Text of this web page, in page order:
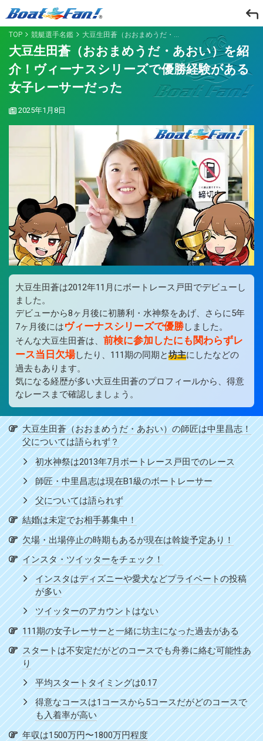
TOP 競艇選手名鑑
大豆生田蒼（おおまめうだ・あおい）を紹
介！ヴィーナスシリーズで優勝経験がある
女子レーサーだった
2025年1月8日
大豆生田蒼は2012年11月にボートレース戸田でデビューし
ました。
デビューから8ヶ月後に初勝利・水神祭をあげ、さらに5年
7ヶ月後にはヴィーナスシリーズで優勝しました。
そんな大豆生田蒼は、前検に参加したにも関わらずレ
ース当日欠場したり、111期の同期と坊主にしたなどの
過去もあります。
気になる経歴が多い大豆生田蒼のプロフィールから、得意
なレースまで確認しましょう。
大豆生田蒼（おおまめうだ・あおい）の師匠は中里昌志！
父については語られず？
初水神祭は2013年7月ボートレース戸田でのレース
師匠・中里昌志は現在B1級のボートレーサー
父については語られず
結婚は未定でお相手募集中！
欠場・出場停止の時期もあるが現在は斡旋予定あり！
インスタ・ツイッターをチェック！
インスタはディズニーや愛犬などプライベートの投稿
が多い
ツイッターのアカウントはない
111期の女子レーサーと一緒に坊主になった過去がある
スタートは不安定だがどのコースでも舟券に絡む可能性あ
り
平均スタートタイミングは0.17
得意なコースは1コースから5コースだがどのコースで
も入着率が高い
年収は1500万円〜1800万円程度